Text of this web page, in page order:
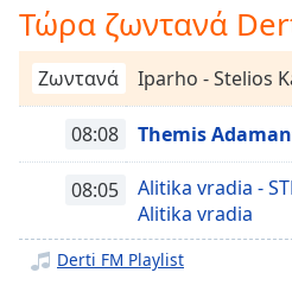
Chapters
Chapters
Descriptions
descriptions
selected
Subtitles
Τώρα ζωντανά
Ζωντανά Iparho - Stelios
08:08 Themis
08:05
Alitika vradia -
Alitika vradia
Derti FM Playlist